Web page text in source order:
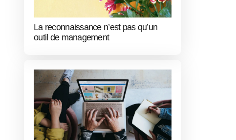
La reconnaissance n’est pas qu’un
outil de management